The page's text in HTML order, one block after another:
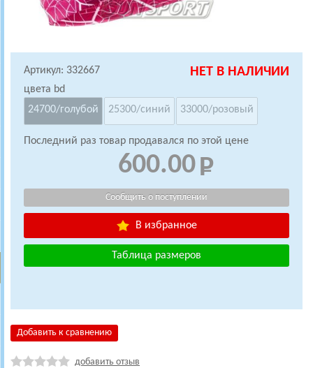
Артикул: 332667 НЕТ В НАЛИЧИИ
цвета bd
24700/голубой
25300/синий 33000/розовый
Последний раз товар продавался по этой цене
600.00
В избранное
Таблица размеров
Добавить к сравнению
добавить отзыв